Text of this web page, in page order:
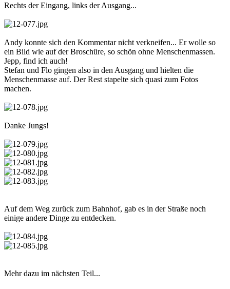
Rechts der Eingang, links der Ausgang...
Andy konnte sich den Kommentar nicht verkneifen... Er wolle so
ein Bild wie auf der Broschüre, so schön ohne Menschenmassen.
Jepp, find ich auch!
Stefan und Flo gingen also in den Ausgang und hielten die
Menschenmasse auf. Der Rest stapelte sich quasi zum Fotos
machen.
Danke Jungs!
Auf dem Weg zurück zum Bahnhof, gab es in der Straße noch
einige andere Dinge zu entdecken.
Mehr dazu im nächsten Teil...